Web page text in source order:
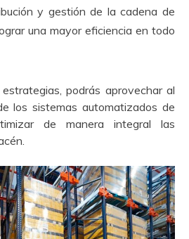
y gestión de la cadena de
una mayor eficiencia en todo
podrás aprovechar al
los sistemas automatizados de
de manera integral las